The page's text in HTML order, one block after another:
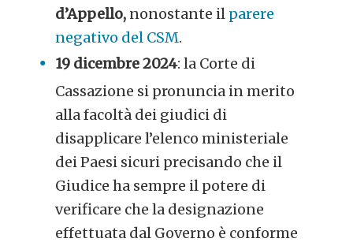
d’Appello, nonostante il parere
negativo del CSM.
19 dicembre 2024: la Corte di
Cassazione si pronuncia in merito
alla facoltà dei giudici di
disapplicare l’elenco ministeriale
dei Paesi sicuri precisando che il
Giudice ha sempre il potere di
verificare che la designazione
effettuata dal Governo è conforme